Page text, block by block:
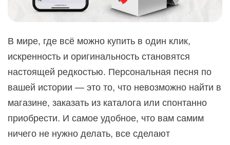
В мире, где всё можно купить в один клик,
искренность и оригинальность становятся
настоящей редкостью. Персональная песня по
вашей истории — это то, что невозможно найти в
магазине, заказать из каталога или спонтанно
приобрести. И самое удобное, что вам самим
ничего не нужно делать, все сделают